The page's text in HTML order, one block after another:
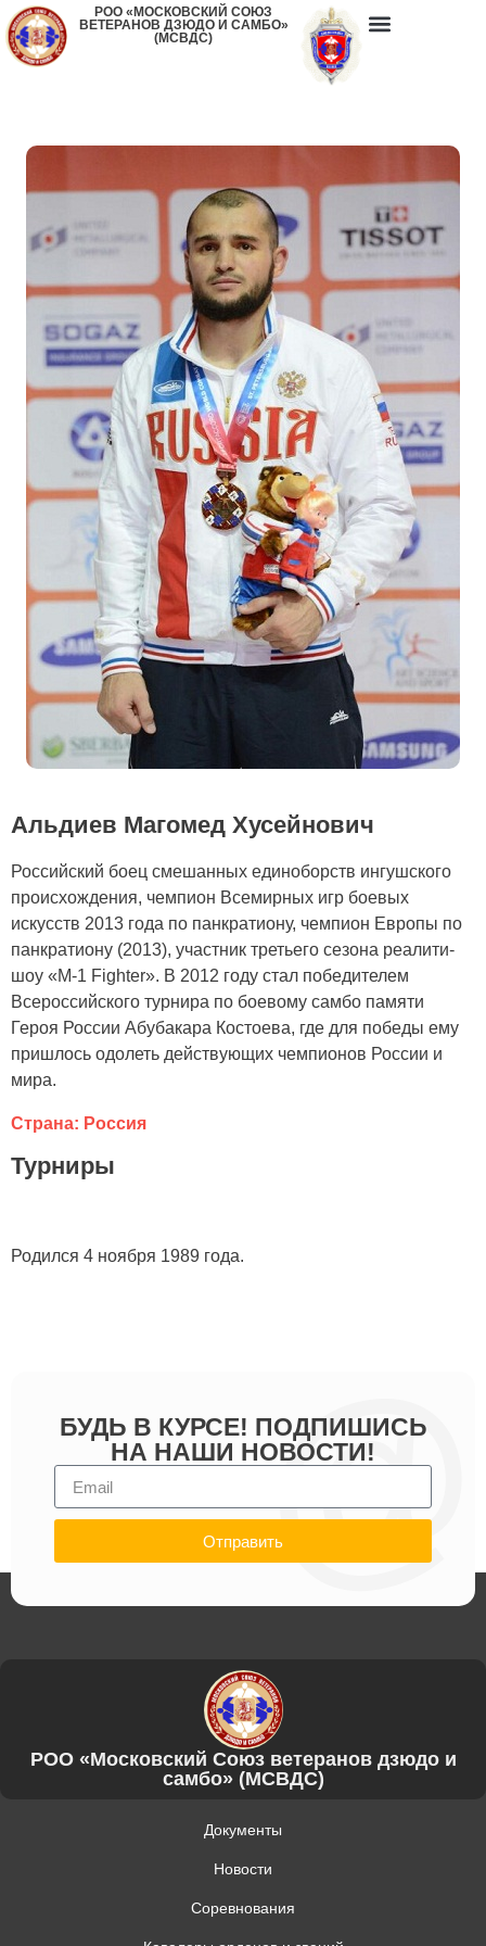
РОО «МОСКОВСКИЙ СОЮЗ
ВЕТЕРАНОВ ДЗЮДО И САМБО»
(МСВДС)
Альдиев Магомед Хусейнович
Российский боец смешанных единоборств ингушского
происхождения, чемпион Всемирных игр боевых
искусств 2013 года по панкратиону, чемпион Европы по
панкратиону (2013), участник третьего сезона реалити-
шоу «M-1 Fighter». В 2012 году стал победителем
Всероссийского турнира по боевому самбо памяти
Героя России Абубакара Костоева, где для победы ему
пришлось одолеть действующих чемпионов России и
мира.
Страна: Россия
Турниры
Родился 4 ноября 1989 года.
БУДЬ В КУРСЕ! ПОДПИШИСЬ
НА НАШИ НОВОСТИ!
Отправить
РОО «Московский Союз ветеранов дзюдо и
самбо» (МСВДС)
Документы
Новости
Соревнования